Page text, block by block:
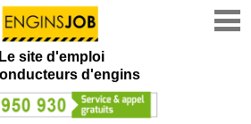
Le site d'emploi
d'engins